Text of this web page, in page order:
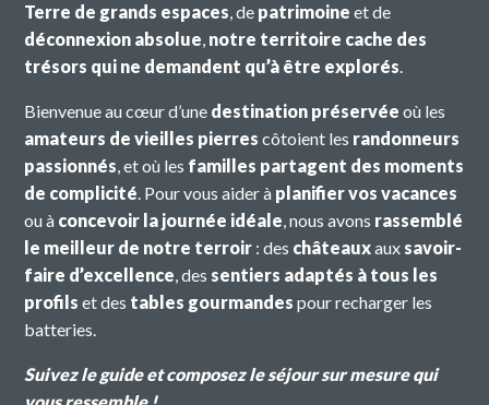
Terre de grands espaces, de patrimoine et de
déconnexion absolue, notre territoire cache des
trésors qui ne demandent qu’à être explorés.
Bienvenue au cœur d’une destination préservée où les
amateurs de vieilles pierres côtoient les randonneurs
passionnés, et où les familles partagent des moments
de complicité. Pour vous aider à planifier vos vacances
ou à concevoir la journée idéale, nous avons rassemblé
le meilleur de notre terroir : des châteauxaux savoir-
faire d’excellence, des sentiers adaptés à tous les
profils et des tables gourmandes pour recharger les
batteries.
Suivez le guide et composez le séjour sur mesure qui